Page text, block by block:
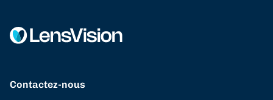
Contactez-nous